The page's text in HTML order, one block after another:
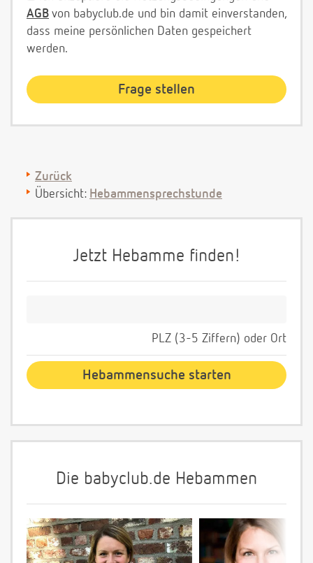
AGB von babyclub.de und bin damit einverstanden,
dass meine persönlichen Daten gespeichert
werden.
Zurück
Übersicht: Hebammensprechstunde
Jetzt Hebamme finden!
PLZ (3-5 Ziffern) oder Ort
Die babyclub.de Hebammen